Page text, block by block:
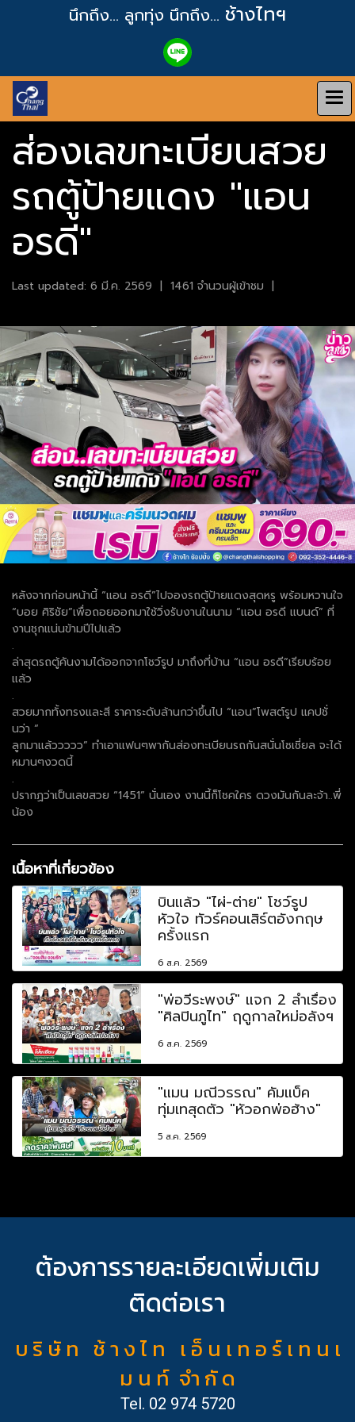
นึกถึง... ลูกทุ่ง นึกถึง... ช้างไทฯ
ส่องเลขทะเบียนสวย
รถตู้ป้ายแดง "แอน
อรดี"
Last updated: 6 มี.ค. 2569 | 1461 จำนวนผู้เข้าชม |
หลังจากก่อนหน้านี้ “แอน อรดี”ไปจองรถตู้ป้ายแดงสุดหรู พร้อมหวานใจ
“บอย ศิริชัย”เพื่อถอยออกมาใช้วิ่งรับงานในนาม “แอน อรดี แบนด์” ที่
งานชุกแน่นข้ามปีไปแล้ว
.
ล่าสุดรถตู้คันงามได้ออกจากโชว์รูป มาถึงที่บ้าน “แอน อรดี”เรียบร้อย
แล้ว
.
สวยมากทั้งทรงและสี ราคาระดับล้านกว่าขึ้นไป “แอน”โพสต์รูป แคปชั่
นว่า “
ลูกมาแล้ววววว” ทำเอาแฟนๆพากันส่องทะเบียนรถกันสนั่นโซเชี่ยล จะได้
หมานๆงวดนี้
.
ปรากฏว่าเป็นเลขสวย “1451” นั่นเอง งานนี้ก็โชคใคร ดวงมันกันละจ้า..พี่
น้อง
เนื้อหาที่เกี่ยวข้อง
บินแล้ว "ไผ่-ต่าย" โชว์รูป
หัวใจ ทัวร์คอนเสิร์ตอังกฤษ
ครั้งแรก
6 ส.ค. 2569
"พ่อวีระพงษ์" แจก 2 ลำเรื่อง
"ศิลปินภูไท" ฤดูกาลใหม่อลังฯ
6 ส.ค. 2569
"แมน มณีวรรณ" คัมแบ็ค
ทุ่มเทสุดตัว "หัวอกพ่อฮ้าง"
5 ส.ค. 2569
ต้องการรายละเอียดเพิ่มเติม
ติดต่อเรา
บ ริ ษั ท ช้ า ง ไ ท เ อ็ น เ ท อ ร์ เ ท น เ
ม น ท์ จำ กั ด
Tel. 02 974 5720